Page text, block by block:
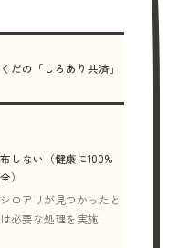
だの「しろあり共済」
しない（健康に100%
）
ロアリが見つかったと
は必要な処理を実施